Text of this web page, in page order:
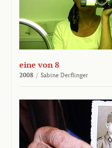
eine von 8
2008 / Sabine Derflinger